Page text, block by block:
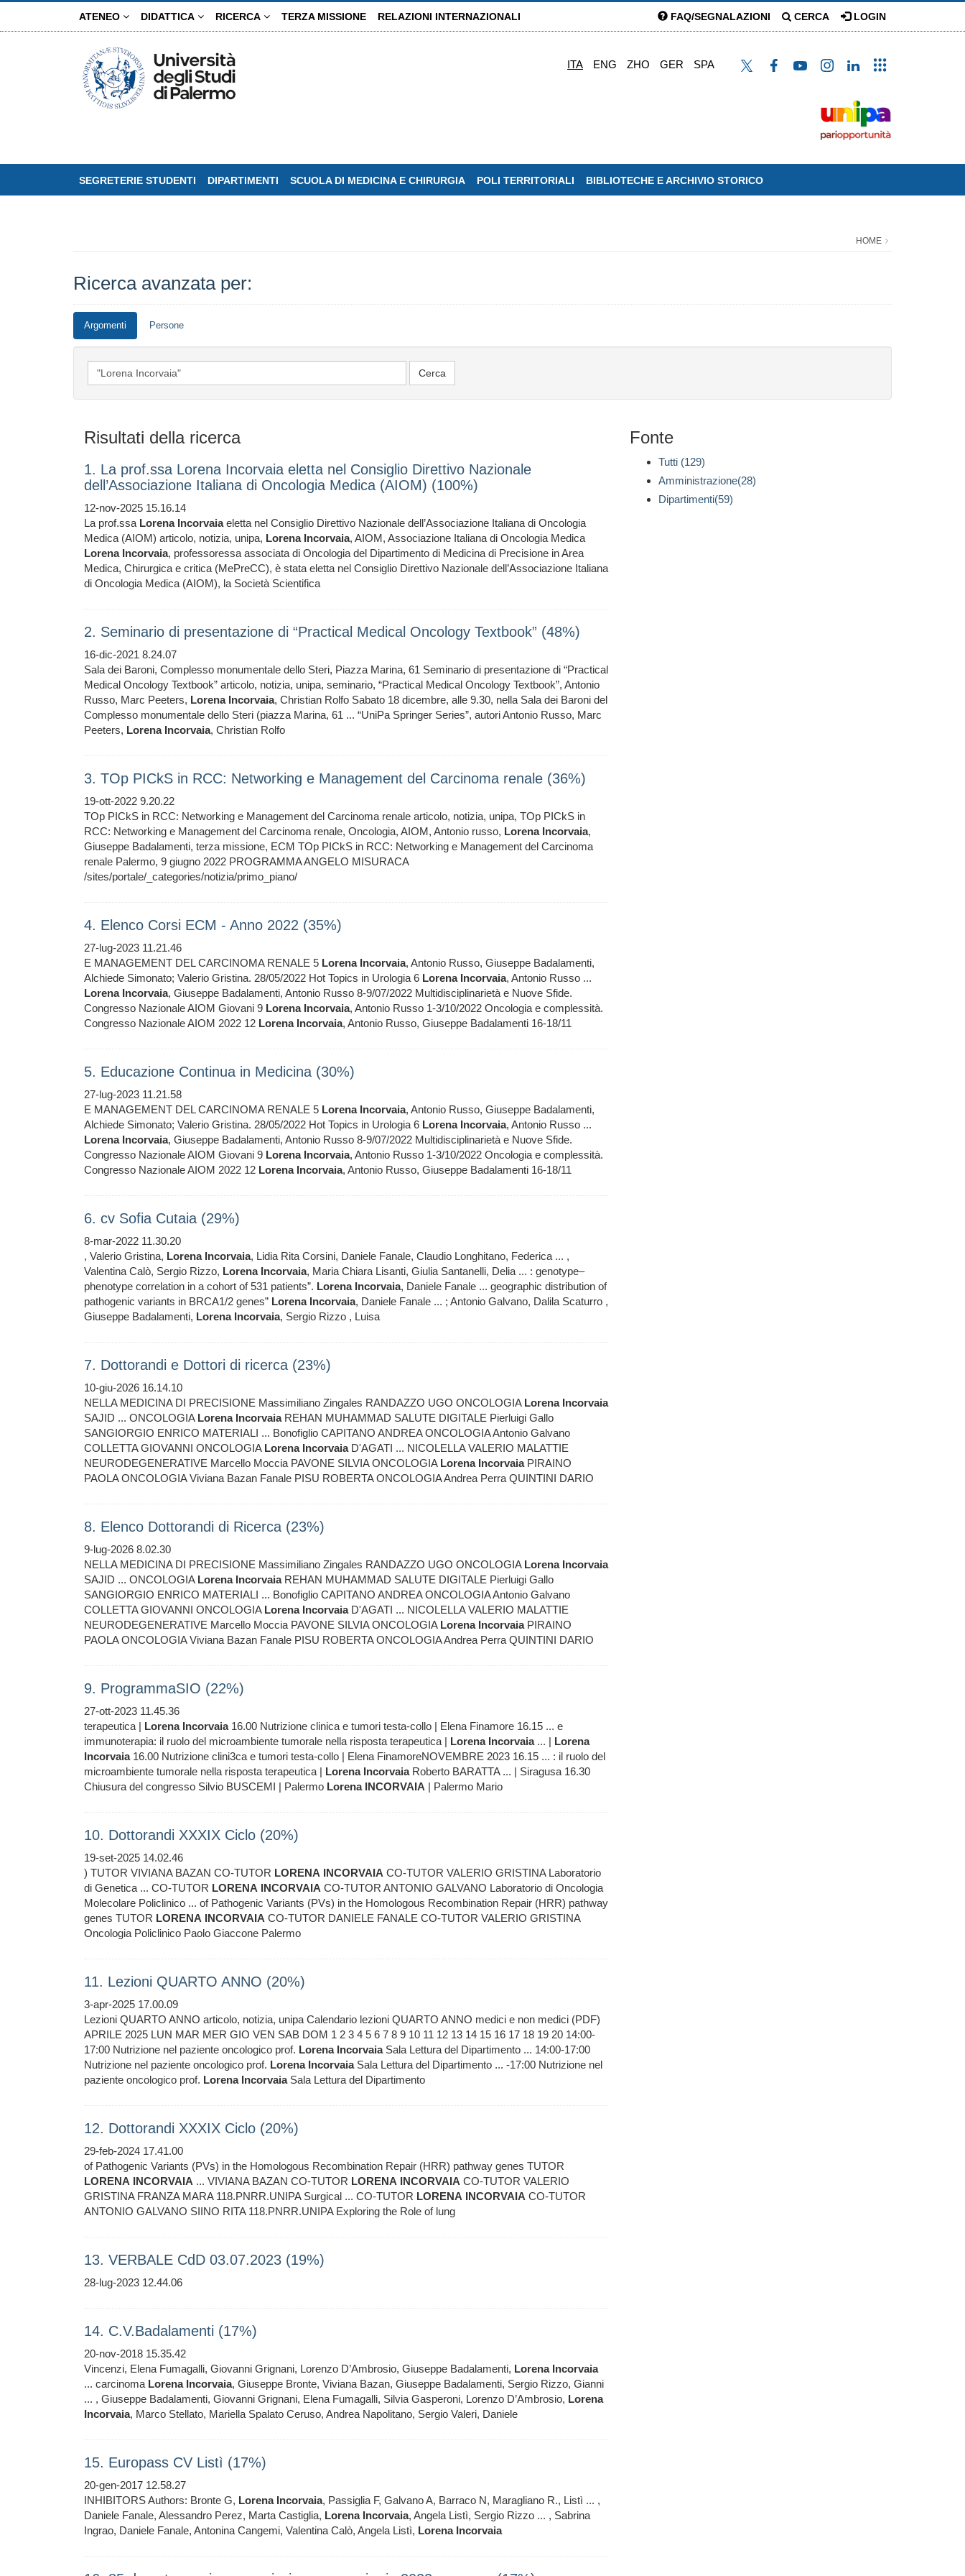
ATENEO DIDATTICA RICERCA TERZA MISSIONE RELAZIONI INTERNAZIONALI FAQ/SEGNALAZIONI CERCA LOGIN
ITA ENG ZHO GER SPA
SEGRETERIE STUDENTI DIPARTIMENTI SCUOLA DI MEDICINA E CHIRURGIA POLI TERRITORIALI BIBLIOTECHE E ARCHIVIO STORICO
HOME
Ricerca avanzata per:
Argomenti Persone
Risultati della ricerca
1. La prof.ssa Lorena Incorvaia eletta nel Consiglio Direttivo Nazionale
dell’Associazione Italiana di Oncologia Medica (AIOM) (100%)
12-nov-2025 15.16.14
La prof.ssa Lorena Incorvaiaeletta nel Consiglio Direttivo Nazionale dell’Associazione Italiana di Oncologia
Medica (AIOM) articolo, notizia, unipa, Lorena Incorvaia, AIOM, Associazione Italiana di Oncologia Medica
Lorena Incorvaia, professoressa associata di Oncologia del Dipartimento di Medicina di Precisione in Area
Medica, Chirurgica e critica (MePreCC), è stata eletta nel Consiglio Direttivo Nazionale dell’Associazione Italiana
di Oncologia Medica (AIOM), la Società Scientifica
2. Seminario di presentazione di “Practical Medical Oncology Textbook” (48%)
16-dic-2021 8.24.07
Sala dei Baroni, Complesso monumentale dello Steri, Piazza Marina, 61 Seminario di presentazione di “Practical
Medical Oncology Textbook” articolo, notizia, unipa, seminario, “Practical Medical Oncology Textbook”, Antonio
Russo, Marc Peeters, Lorena Incorvaia, Christian Rolfo Sabato 18 dicembre, alle 9.30, nella Sala dei Baroni del
Complesso monumentale dello Steri (piazza Marina, 61 ... “UniPa Springer Series”, autori Antonio Russo, Marc
Peeters, Lorena Incorvaia, Christian Rolfo
3. TOp PICkS in RCC: Networking e Management del Carcinoma renale (36%)
19-ott-2022 9.20.22
TOp PICkS in RCC: Networking e Management del Carcinoma renale articolo, notizia, unipa, TOp PICkS in
RCC: Networking e Management del Carcinoma renale, Oncologia, AIOM, Antonio russo, Lorena Incorvaia,
Giuseppe Badalamenti, terza missione, ECM TOp PICkS in RCC: Networking e Management del Carcinoma
renale Palermo, 9 giugno 2022 PROGRAMMA ANGELO MISURACA
/sites/portale/_categories/notizia/primo_piano/
4. Elenco Corsi ECM - Anno 2022 (35%)
27-lug-2023 11.21.46
E MANAGEMENT DEL CARCINOMA RENALE 5 Lorena Incorvaia, Antonio Russo, Giuseppe Badalamenti,
Alchiede Simonato; Valerio Gristina. 28/05/2022 Hot Topics in Urologia 6 Lorena Incorvaia, Antonio Russo ...
Lorena Incorvaia, Giuseppe Badalamenti, Antonio Russo 8-9/07/2022 Multidisciplinarietà e Nuove Sfide.
Congresso Nazionale AIOM Giovani 9 Lorena Incorvaia, Antonio Russo 1-3/10/2022 Oncologia e complessità.
Congresso Nazionale AIOM 2022 12 Lorena Incorvaia, Antonio Russo, Giuseppe Badalamenti 16-18/11
5. Educazione Continua in Medicina (30%)
27-lug-2023 11.21.58
E MANAGEMENT DEL CARCINOMA RENALE 5 Lorena Incorvaia, Antonio Russo, Giuseppe Badalamenti,
Alchiede Simonato; Valerio Gristina. 28/05/2022 Hot Topics in Urologia 6 Lorena Incorvaia, Antonio Russo ...
Lorena Incorvaia, Giuseppe Badalamenti, Antonio Russo 8-9/07/2022 Multidisciplinarietà e Nuove Sfide.
Congresso Nazionale AIOM Giovani 9 Lorena Incorvaia, Antonio Russo 1-3/10/2022 Oncologia e complessità.
Congresso Nazionale AIOM 2022 12 Lorena Incorvaia, Antonio Russo, Giuseppe Badalamenti 16-18/11
6. cv Sofia Cutaia (29%)
8-mar-2022 11.30.20
, Valerio Gristina, Lorena Incorvaia, Lidia Rita Corsini, Daniele Fanale, Claudio Longhitano, Federica ... ,
Valentina Calò, Sergio Rizzo, Lorena Incorvaia, Maria Chiara Lisanti, Giulia Santanelli, Delia ... : genotype–
phenotype correlation in a cohort of 531 patients”. Lorena Incorvaia, Daniele Fanale ... geographic distribution of
pathogenic variants in BRCA1/2 genes” Lorena Incorvaia, Daniele Fanale ... ; Antonio Galvano, Dalila Scaturro ,
Giuseppe Badalamenti, Lorena Incorvaia, Sergio Rizzo , Luisa
7. Dottorandi e Dottori di ricerca (23%)
10-giu-2026 16.14.10
NELLA MEDICINA DI PRECISIONE Massimiliano Zingales RANDAZZO UGO ONCOLOGIA Lorena Incorvaia
SAJID ... ONCOLOGIA Lorena IncorvaiaREHAN MUHAMMAD SALUTE DIGITALE Pierluigi Gallo
SANGIORGIO ENRICO MATERIALI ... Bonofiglio CAPITANO ANDREA ONCOLOGIA Antonio Galvano
COLLETTA GIOVANNI ONCOLOGIA Lorena IncorvaiaD'AGATI ... NICOLELLA VALERIO MALATTIE
NEURODEGENERATIVE Marcello Moccia PAVONE SILVIA ONCOLOGIA Lorena IncorvaiaPIRAINO
PAOLA ONCOLOGIA Viviana Bazan Fanale PISU ROBERTA ONCOLOGIA Andrea Perra QUINTINI DARIO
8. Elenco Dottorandi di Ricerca (23%)
9-lug-2026 8.02.30
NELLA MEDICINA DI PRECISIONE Massimiliano Zingales RANDAZZO UGO ONCOLOGIA Lorena Incorvaia
SAJID ... ONCOLOGIA Lorena IncorvaiaREHAN MUHAMMAD SALUTE DIGITALE Pierluigi Gallo
SANGIORGIO ENRICO MATERIALI ... Bonofiglio CAPITANO ANDREA ONCOLOGIA Antonio Galvano
COLLETTA GIOVANNI ONCOLOGIA Lorena IncorvaiaD'AGATI ... NICOLELLA VALERIO MALATTIE
NEURODEGENERATIVE Marcello Moccia PAVONE SILVIA ONCOLOGIA Lorena IncorvaiaPIRAINO
PAOLA ONCOLOGIA Viviana Bazan Fanale PISU ROBERTA ONCOLOGIA Andrea Perra QUINTINI DARIO
9. ProgrammaSIO (22%)
27-ott-2023 11.45.36
terapeutica | Lorena Incorvaia16.00 Nutrizione clinica e tumori testa-collo | Elena Finamore 16.15 ... e
immunoterapia: il ruolo del microambiente tumorale nella risposta terapeutica | Lorena Incorvaia... | Lorena
Incorvaia16.00 Nutrizione clini3ca e tumori testa-collo | Elena FinamoreNOVEMBRE 2023 16.15 ... : il ruolo del
microambiente tumorale nella risposta terapeutica | Lorena IncorvaiaRoberto BARATTA ... | Siragusa 16.30
Chiusura del congresso Silvio BUSCEMI | Palermo Lorena INCORVAIA | Palermo Mario
10. Dottorandi XXXIX Ciclo (20%)
19-set-2025 14.02.46
) TUTOR VIVIANA BAZAN CO-TUTOR LORENA INCORVAIA CO-TUTOR VALERIO GRISTINA Laboratorio
di Genetica ... CO-TUTOR LORENA INCORVAIA CO-TUTOR ANTONIO GALVANO Laboratorio di Oncologia
Molecolare Policlinico ... of Pathogenic Variants (PVs) in the Homologous Recombination Repair (HRR) pathway
genes TUTOR LORENA INCORVAIA CO-TUTOR DANIELE FANALE CO-TUTOR VALERIO GRISTINA
Oncologia Policlinico Paolo Giaccone Palermo
11. Lezioni QUARTO ANNO (20%)
3-apr-2025 17.00.09
Lezioni QUARTO ANNO articolo, notizia, unipa Calendario lezioni QUARTO ANNO medici e non medici (PDF)
APRILE 2025 LUN MAR MER GIO VEN SAB DOM 1 2 3 4 5 6 7 8 9 10 11 12 13 14 15 16 17 18 19 20 14:00-
17:00 Nutrizione nel paziente oncologico prof. Lorena IncorvaiaSala Lettura del Dipartimento ... 14:00-17:00
Nutrizione nel paziente oncologico prof. Lorena IncorvaiaSala Lettura del Dipartimento ... -17:00 Nutrizione nel
paziente oncologico prof. Lorena IncorvaiaSala Lettura del Dipartimento
12. Dottorandi XXXIX Ciclo (20%)
29-feb-2024 17.41.00
of Pathogenic Variants (PVs) in the Homologous Recombination Repair (HRR) pathway genes TUTOR
LORENA INCORVAIA ... VIVIANA BAZAN CO-TUTOR LORENA INCORVAIA CO-TUTOR VALERIO
GRISTINA FRANZA MARA 118.PNRR.UNIPA Surgical ... CO-TUTOR LORENA INCORVAIA CO-TUTOR
ANTONIO GALVANO SIINO RITA 118.PNRR.UNIPA Exploring the Role of lung
13. VERBALE CdD 03.07.2023 (19%)
28-lug-2023 12.44.06
14. C.V.Badalamenti (17%)
20-nov-2018 15.35.42
Vincenzi, Elena Fumagalli, Giovanni Grignani, Lorenzo D’Ambrosio, Giuseppe Badalamenti, Lorena Incorvaia
... carcinoma Lorena Incorvaia, Giuseppe Bronte, Viviana Bazan, Giuseppe Badalamenti, Sergio Rizzo, Gianni
... , Giuseppe Badalamenti, Giovanni Grignani, Elena Fumagalli, Silvia Gasperoni, Lorenzo D’Ambrosio, Lorena
Incorvaia, Marco Stellato, Mariella Spalato Ceruso, Andrea Napolitano, Sergio Valeri, Daniele
15. Europass CV Listì (17%)
20-gen-2017 12.58.27
INHIBITORS Authors: Bronte G, Lorena Incorvaia, Passiglia F, Galvano A, Barraco N, Maragliano R., Listì ... ,
Daniele Fanale, Alessandro Perez, Marta Castiglia, Lorena Incorvaia, Angela Listì, Sergio Rizzo ... , Sabrina
Ingrao, Daniele Fanale, Antonina Cangemi, Valentina Calò, Angela Listì, Lorena Incorvaia
Fonte
Tutti (129)
Amministrazione(28)
Dipartimenti(59)